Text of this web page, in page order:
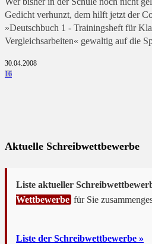
Gedicht verhunzt, dem hilft jetzt der
»Deutschbuch 1 - Trainingsheft für
Vergleichsarbeiten« gewaltig auf die
30.04.2008
16
Aktuelle Schreibwettbewerbe
Liste aktueller
Wettbewerbe für Sie
Liste der Schreibwettbewerbe »